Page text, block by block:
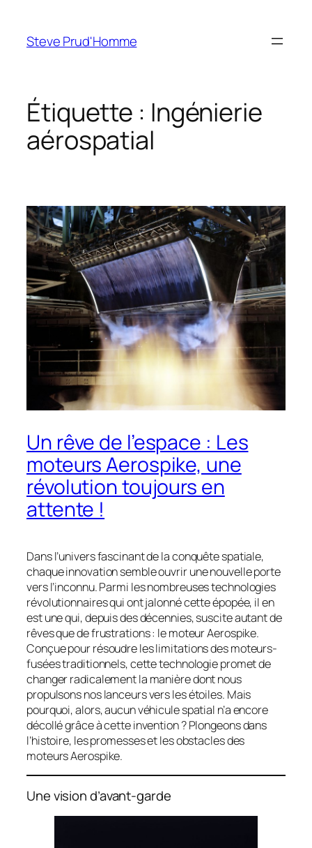
contenu
Steve Prud'Homme
Étiquette : Ingénierie
aérospatial
Un rêve de l’espace : Les
moteurs Aerospike, une
révolution toujours en
attente !
Dans l’univers fascinant de la conquête spatiale,
chaque innovation semble ouvrir une nouvelle porte
vers l’inconnu. Parmi les nombreuses technologies
révolutionnaires qui ont jalonné cette épopée, il en
est une qui, depuis des décennies, suscite autant de
rêves que de frustrations : le moteur Aerospike.
Conçue pour résoudre les limitations des moteurs-
fusées traditionnels, cette technologie promet de
changer radicalement la manière dont nous
propulsons nos lanceurs vers les étoiles. Mais
pourquoi, alors, aucun véhicule spatial n’a encore
décollé grâce à cette invention ? Plongeons dans
l’histoire, les promesses et les obstacles des
moteurs Aerospike.
Une vision d’avant-garde